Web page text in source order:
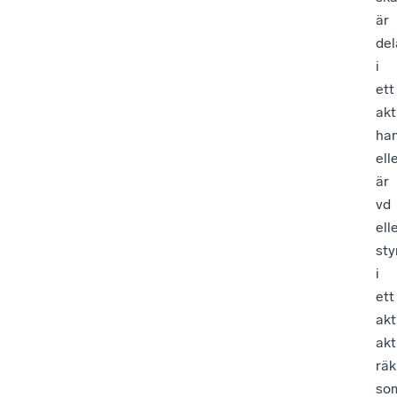
är
i
ett
är
vd
i
ett